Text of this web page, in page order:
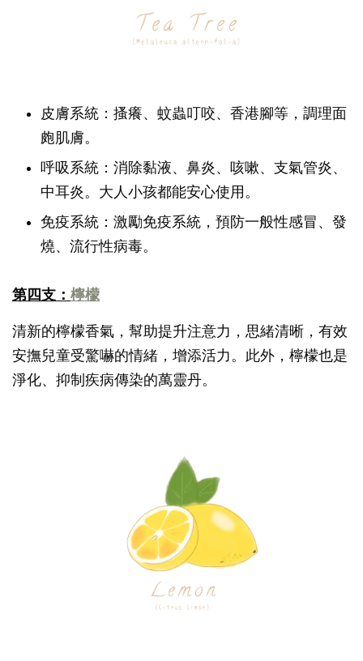
皮膚系統：搔癢、蚊蟲叮咬、香港腳等，調理面
皰肌膚。
呼吸系統：消除黏液、鼻炎、咳嗽、支氣管炎、
中耳炎。大人小孩都能安心使用。
免疫系統：激勵免疫系統，預防一般性感冒、發
燒、流行性病毒。
第四支： 檸檬
清新的檸檬香氣，幫助提升注意力，思緒清晰，有效
安撫兒童受驚嚇的情緒，增添活力。此外，檸檬也是
淨化、抑制疾病傳染的萬靈丹。